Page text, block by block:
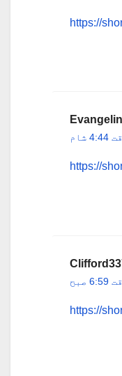
https://
https://
https://